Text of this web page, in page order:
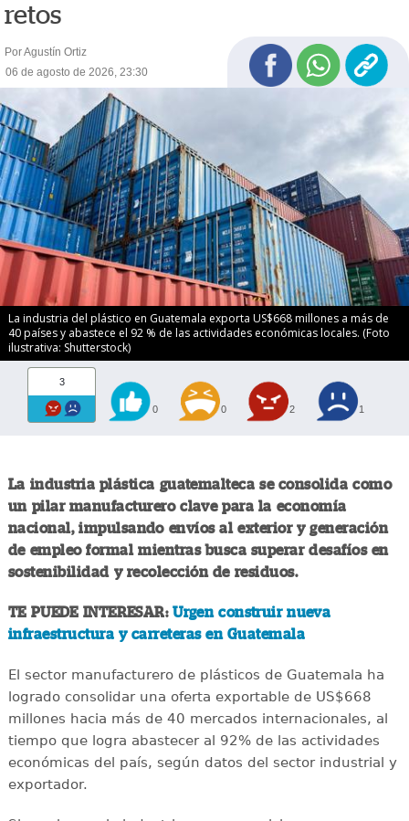
retos
Por Agustín Ortiz
06 de agosto de 2026, 23:30
La industria del plástico en Guatemala exporta US$668 millones a más de
40 países y abastece el 92 % de las actividades económicas locales. (Foto
ilustrativa: Shutterstock)
3
0 0 2 1
La industria plástica guatemalteca se consolida como
un pilar manufacturero clave para la economía
nacional, impulsando envíos al exterior y generación
de empleo formal mientras busca superar desafíos en
sostenibilidad y recolección de residuos.
TE PUEDE INTERESAR:Urgen construir nueva
infraestructura y carreteras en Guatemala
El sector manufacturero de plásticos de Guatemala ha
logrado consolidar una oferta exportable de US$668
millones hacia más de 40 mercados internacionales, al
tiempo que logra abastecer al 92% de las actividades
económicas del país, según datos del sector industrial y
exportador.